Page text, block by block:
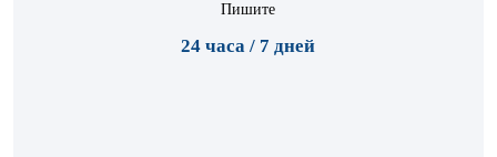
Пишите
24 часа / 7 дней